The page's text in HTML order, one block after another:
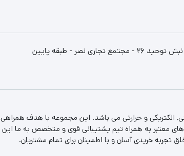
استان خراسان رضوری - مشهد - انتهای خیابان سنایی - میدان توحید نبش توحید 26 - مجتمع تجاری نصر - طبقه پایین
الکتریکی و حرارتی می باشد. این مجموعه با هدف
معتبر به همراه تیم پشتیبانی قوی و متخصص به ما این
تجربه خریدی آسان و با اطمینان برای تمام مشتریان.